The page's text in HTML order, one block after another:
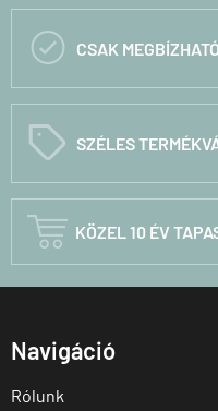
 CSAK
C SZÉLES
 KÖZEL 10 ÉV
Navigáció
Rólunk